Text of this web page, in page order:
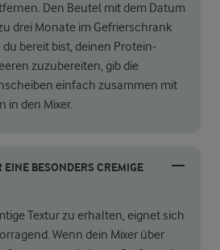
Den Beutel mit dem Datum
drei Monate im Gefrierschrank
bereit bist, deinen Protein-
zuzubereiten, gib die
einfach zusammen mit
in den Mixer.
BESONDERS CREMIGE
Textur zu erhalten, eignet sich
Wenn dein Mixer über